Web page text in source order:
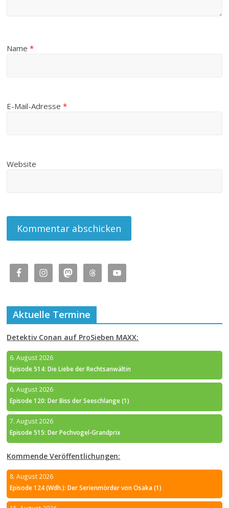
Name*
E-Mail-Adresse*
Website
Aktuelle Termine
Detektiv Conan auf ProSieben MAXX:
6. August 2026
Episode 514: Die Liebe der Rechtsanwältin
6. August 2026
Episode 120: Der Biss der Seeschlange (1)
7. August 2026
Episode 515: Der Pechvogel-Grandprix
Kommende Veröffentlichungen:
8. August 2026
Episode 124 (Wdh.): Der Serienmörder von Osaka (1)